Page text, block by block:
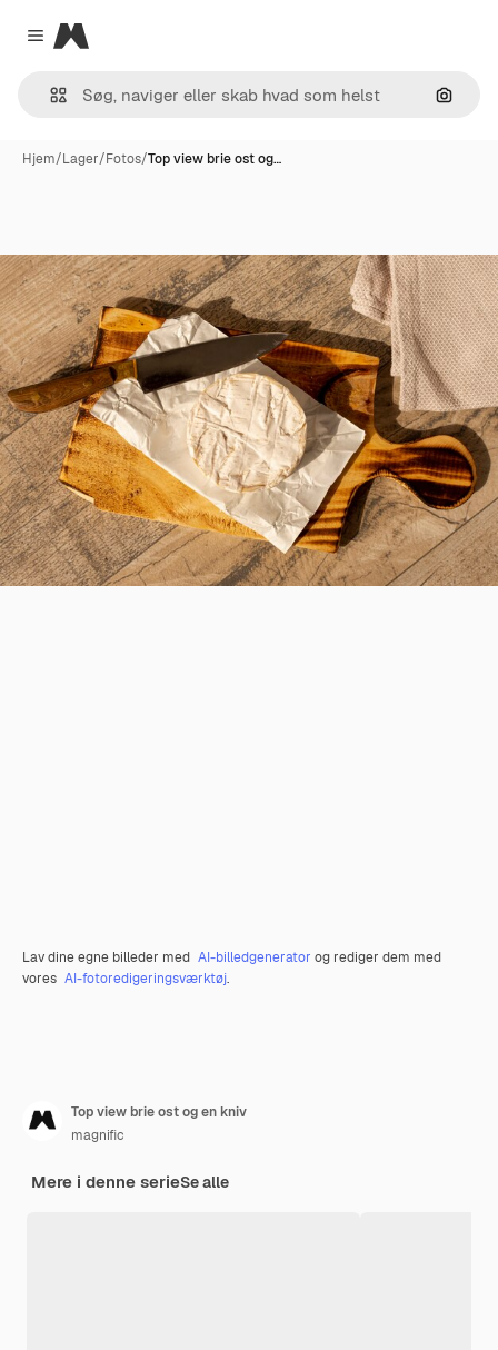
Close menu
Magnific
Søg
Hjem/Lager/Fotos/Top view brie ost og…
Lav dine egne billeder med AI-billedgenerator og rediger dem med
vores AI-fotoredigeringsværktøj.
Top view brie ost og en kniv
magnific
Mere i denne serieSe alle